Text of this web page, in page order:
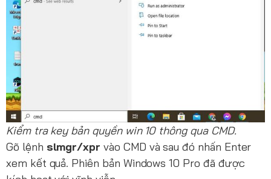
Kiểm tra key bản quyền win 10 thông qua CMD.
Gõ lệnh slmgr/xpr vào CMD và sau đó nhấn Enter
xem kết quả. Phiên bản Windows 10 Pro đã được